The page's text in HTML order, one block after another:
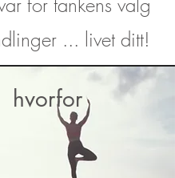
... livet ditt!
hvorfor